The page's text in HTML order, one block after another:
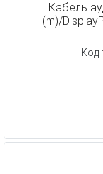
Кабель
(m)/
Код